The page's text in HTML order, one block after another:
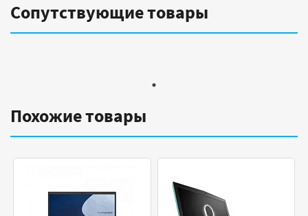
Сопутствующие товары
Похожие товары